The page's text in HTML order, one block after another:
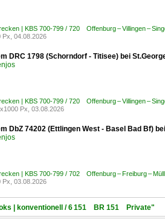
| KBS 700-799 / 720 Offenburg – Villingen –
Px, 04.08.2026
DRC 1798 (Schorndorf - Titisee) bei
| KBS 700-799 / 720 Offenburg – Villingen –
Px, 03.08.2026
DbZ 74202 (Ettlingen West - Basel Bad Bf)
| KBS 700-799 / 702 Offenburg – Freiburg –
Px, 03.08.2026
| konventionell / 6 151 BR 151 Private"